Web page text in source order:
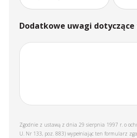
Dodatkowe uwagi
Zgodnie z ustawą z dnia 29 sierpnia 1997 r. o
U. Nr 133, poz. 883) wypełniając ten formularz